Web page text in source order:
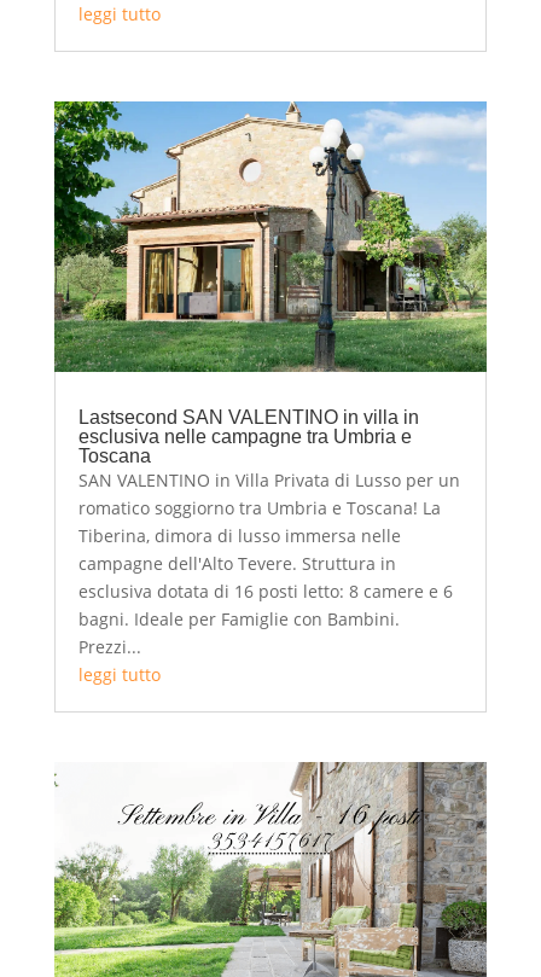
leggi tutto
Lastsecond SAN VALENTINO in villa in
esclusiva nelle campagne tra Umbria e
Toscana
SAN VALENTINO in Villa Privata di Lusso per un
romatico soggiorno tra Umbria e Toscana! La
Tiberina, dimora di lusso immersa nelle
campagne dell'Alto Tevere. Struttura in
esclusiva dotata di 16 posti letto: 8 camere e 6
bagni. Ideale per Famiglie con Bambini.
Prezzi...
leggi tutto